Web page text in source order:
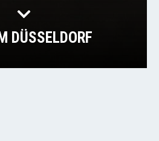
DÜSSELDORF